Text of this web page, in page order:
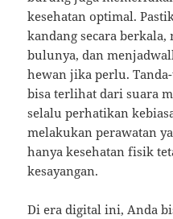
kesehatan optimal.
kandang secara
bulunya, dan
hewan jika perlu.
bisa terlihat dari suara
selalu perhatikan
melakukan perawatan
hanya kesehatan fisik
kesayangan.
Di era digital ini, Anda